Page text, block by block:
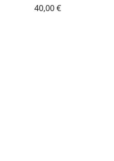
40,00 €